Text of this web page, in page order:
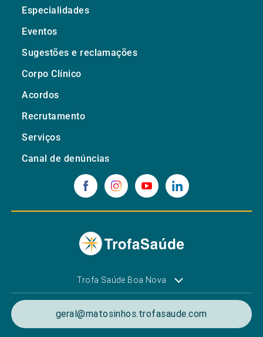
Especialidades
Eventos
Sugestões e reclamações
Corpo Clínico
Acordos
Recrutamento
Serviços
Canal de denúncias
Trofa Saúde Boa Nova
geral@matosinhos.trofasaude.com